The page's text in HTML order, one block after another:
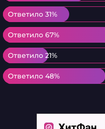
Ответило 31%
Ответило 31%
Ответило 67%
Ответило 67%
Ответило 21%
Ответило 21%
Ответило 48%
Ответило 48%